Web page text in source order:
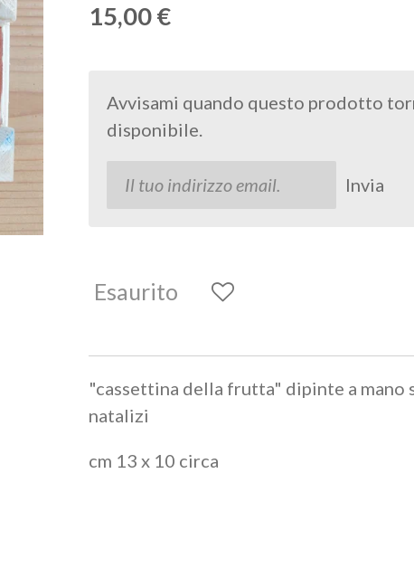
15,00 €
Avvisami quando questo prodotto
disponibile.
Invia
Esaurito
"cassettina della frutta" dipinte a mano
natalizi
cm 13 x 10 circa